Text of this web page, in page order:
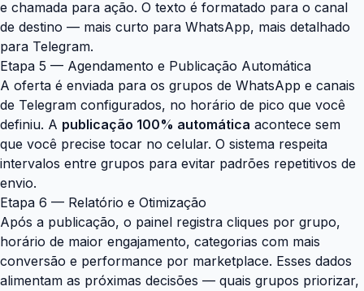
e chamada para ação. O texto é formatado para o canal
de destino — mais curto para WhatsApp, mais detalhado
para Telegram.
Etapa 5 — Agendamento e Publicação Automática
A oferta é enviada para os grupos de WhatsApp e canais
de Telegram configurados, no horário de pico que você
definiu. A publicação 100% automática acontece sem
que você precise tocar no celular. O sistema respeita
intervalos entre grupos para evitar padrões repetitivos de
envio.
Etapa 6 — Relatório e Otimização
Após a publicação, o painel registra cliques por grupo,
horário de maior engajamento, categorias com mais
conversão e performance por marketplace. Esses dados
alimentam as próximas decisões — quais grupos priorizar,